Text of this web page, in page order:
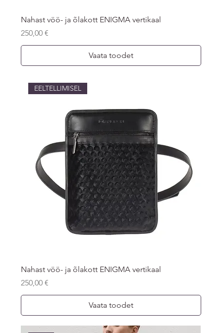
Nahast vöö- ja õlakott ENIGMA vertikaal
Price
250,00 €
Vaata toodet
EELTELLIMISEL
Nahast vöö- ja õlakott ENIGMA vertikaal
Price
250,00 €
Vaata toodet